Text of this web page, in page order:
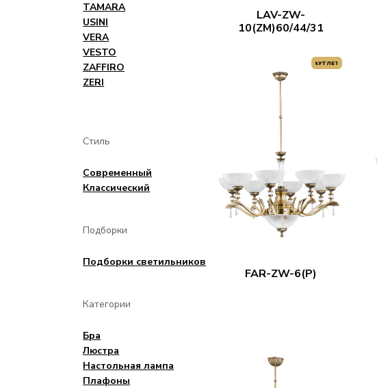
TAMARA
USINI
VERA
VESTO
ZAFFIRO
ZERI
Стиль
Современный
Классический
Подборки
Подборки светильников
Категории
Бра
Люстра
Настольная лампа
Плафоны
LAV-ZW-
10(ZM)60/44/31
АУТЛЕТ
FAR-ZW-6(P)